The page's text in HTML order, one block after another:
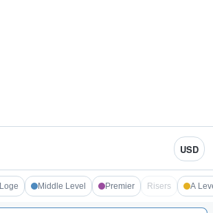
USD
Loge Middle Level Premier Risers A